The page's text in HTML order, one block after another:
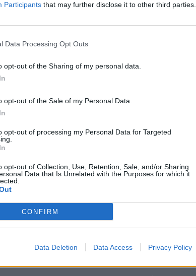
Participants that may further disclose it to other third parties.
Data Processing Opt Outs
opt-out of the Sharing of my personal data.
opt-out of the Sale of my Personal Data.
opt-out of processing my Personal Data for Targeted
opt-out of Collection, Use, Retention, Sale, and/or Sharing
Data that Is Unrelated with the Purposes for which it
CONFIRM
Data Deletion Data Access Privacy Policy
hibák, hanem a jelenlegi oktatási szerkezet
– több mint százezer levelezős
hallgató vagyok, egyből húzni kezdték a szájukat”
dönthetnének az iskolaérettségről